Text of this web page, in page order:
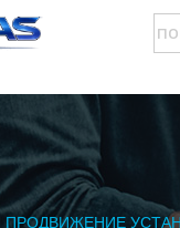
ПРОДВИЖЕНИЕ